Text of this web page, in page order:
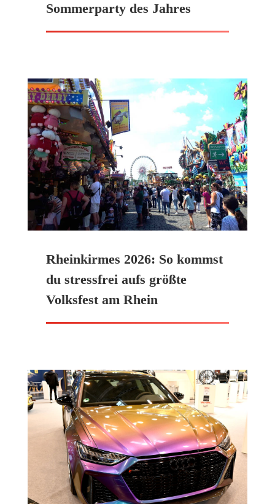
Sommerparty des Jahres
Rheinkirmes 2026: So kommst
du stressfrei aufs größte
Volksfest am Rhein